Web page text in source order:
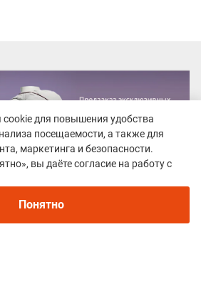
кроссовки для бега зимой и
2026. Для города и
для повышения удобства
посещаемости, а также для
маркетинга и безопасности.
вы даёте согласие на работу с
Понятно